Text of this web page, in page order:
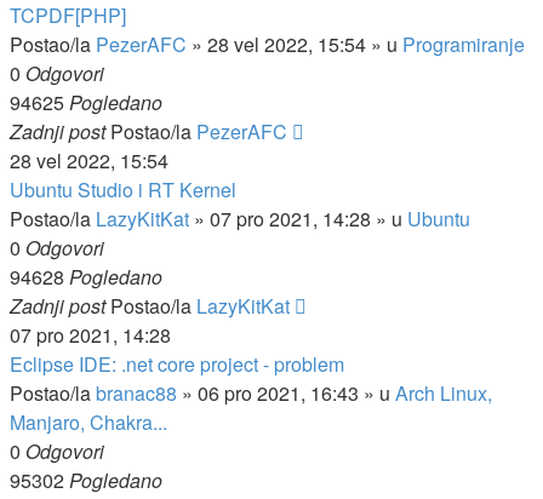
TCPDF[PHP]
Postao/la PezerAFC » 28 vel 2022, 15:54 » u Programiranje
0 Odgovori
94625Pogledano
Zadnji postPostao/la PezerAFC
28 vel 2022, 15:54
Ubuntu Studio i RT Kernel
Postao/la LazyKitKat » 07 pro 2021, 14:28 » u Ubuntu
0 Odgovori
94628 Pogledano
Zadnji postPostao/la LazyKitKat
07 pro 2021, 14:28
Eclipse IDE: .net core project - problem
Postao/labranac88 » 06 pro 2021, 16:43 » u Arch Linux,
Manjaro, Chakra...
0 Odgovori
95302Pogledano